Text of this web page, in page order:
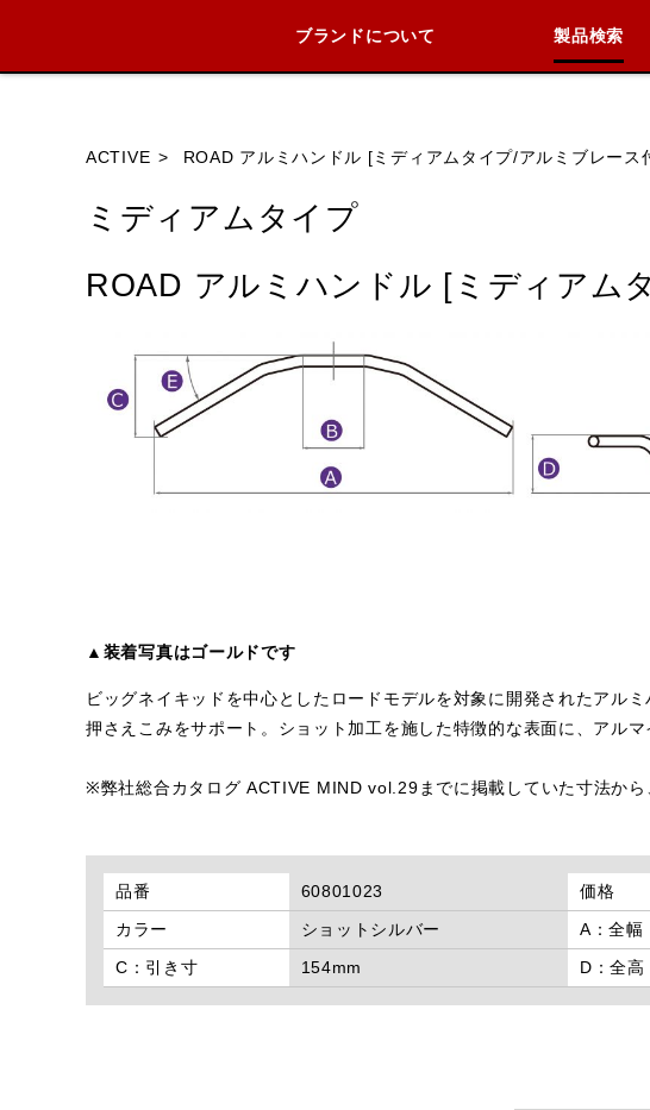
ブランドについて 製品検索
ACTIVE ROAD アルミハンドル [ミディアムタイプ/アルミブレース
ミディアムタイプ
ROAD アルミハンドル [ミディアム
▲装着写真はゴールドです
ビッグネイキッドを中心としたロードモデルを対象に開発されたアル
押さえこみをサポート。ショット加工を施した特徴的な表面に、アルマ
※弊社総合カタログ ACTIVE MIND vol.29までに掲載していた寸法から
品番 60801023 価格
カラー
ショットシルバー A：全幅
C：引き寸
154mm D：全高